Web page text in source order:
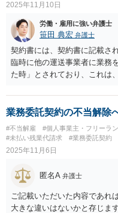
ことに尽きるでしょうから、
れないから金を払え、と相談
のようなわけで、一方で、既
としては、会社に対して契約
普通に生活していればそれで
に納得しない事務所は、幾度
で、最悪訴訟を起こしてくる
を得ていくという流れになろ
の意思の確実な伝達のため、
える必要があります。
2025年11月10日
労働・雇用に強い弁護士
笹田 典宏 弁護士
契約書には、契約書に記載さ
臨時に他の運送事業者に業務
た時」とされており、これは
うかどうかの重要な判断基準
事由）の有無が挙げられます
た原因が、その当事者の責
契約分野のガイドライン等に
よって判断されるのが一般的
ない事由」に該当する可能性
の免除・軽減を交渉する余地
は、妊娠・出産等の急な事態
についてあらかじめ取決めを
業務委託契約の不当解除
#不当解雇 #個人事業主・フリーラ
#未払い残業代請求
#業務委託契約
2025年11月6日
匿名A 弁護士
ご記載いただいた内容であれ
大きな違いはないかと存じま